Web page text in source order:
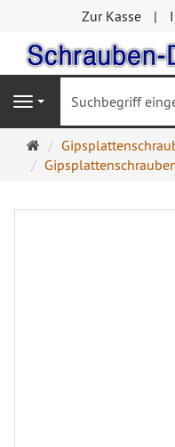
Zur Kasse
Navigation
Startseite